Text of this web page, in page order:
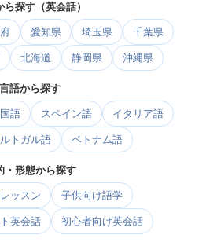
ら探す（英会話）
愛知県 埼玉県 千葉県
北海道 静岡県 沖縄県
言語から探す
語 スペイン語 イタリア語
トガル語 ベトナム語
・形態から探す
ッスン 子供向け語学
英会話 初心者向け英会話